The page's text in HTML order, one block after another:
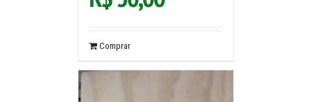
Comprar